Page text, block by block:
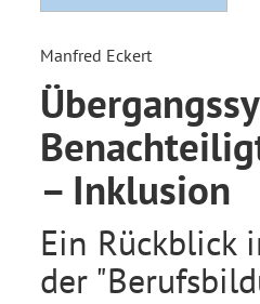
Manfred Eckert
– Inklusion
Ein Rückblick
der